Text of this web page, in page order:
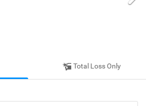
Total Loss Only